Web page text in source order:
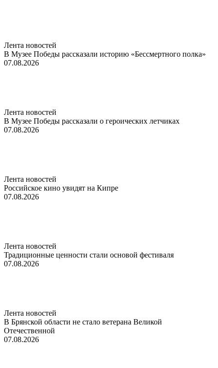
Лента новостей
В Музее Победы рассказали историю «Бессмертного полка»
07.08.2026
Лента новостей
В Музее Победы рассказали о героических летчиках
07.08.2026
Лента новостей
Российское кино увидят на Кипре
07.08.2026
Лента новостей
Традиционные ценности стали основой фестиваля
07.08.2026
Лента новостей
В Брянской области не стало ветерана Великой
Отечественной
07.08.2026